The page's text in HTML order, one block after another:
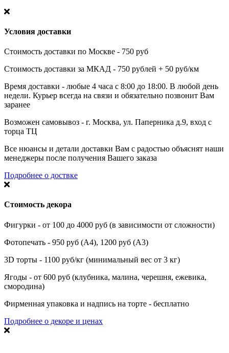
Условия доставки
Стоимость доставки по Москве - 750 руб
Стоимость доставки за МКАД - 750 рублей + 50 руб/км
Время доставки - любые 4 часа с 8:00 до 18:00. В любой день
недели. Курьер всегда на связи и обязательно позвонит Вам
заранее
Возможен самовывоз - г. Москва, ул. Паперника д.9, вход с
торца ТЦ
Все нюансы и детали доставки Вам с радостью объяснят наши
менеджеры после получения Вашего заказа
Подробнее о доствке
Стоимость декора
Фигурки - от 100 до 4000 руб (в зависимости от сложности)
Фотопечать - 950 руб (А4), 1200 руб (А3)
3D торты - 1100 руб/кг (минимальный вес от 3 кг)
Ягоды - от 600 руб (клубника, малина, черешня, ежевика,
смородина)
Фирменная упаковка и надпись на торте - бесплатно
Подробнее о декоре и ценах